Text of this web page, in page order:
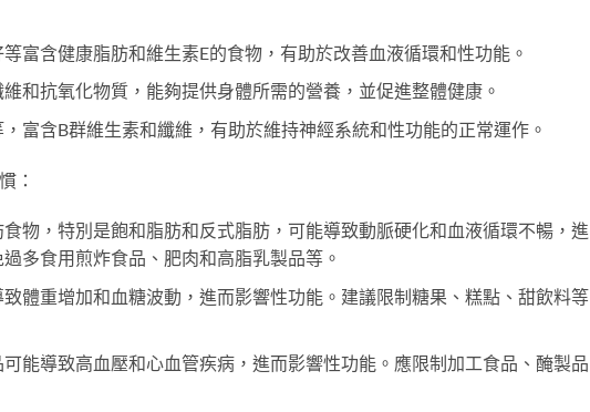
富含健康脂肪和維生素E的食物，有助於改善血液循環和性功能。
和抗氧化物質，能夠提供身體所需的營養，並促進整體健康。
富含B群維生素和纖維，有助於維持神經系統和性功能的正常運作。
：
物，特別是飽和脂肪和反式脂肪，可能導致動脈硬化和血液循環不暢，進
多食用煎炸食品、肥肉和高脂乳製品等。
體重增加和血糖波動，進而影響性功能。建議限制糖果、糕點、甜飲料等
能導致高血壓和心血管疾病，進而影響性功能。應限制加工食品、醃製品